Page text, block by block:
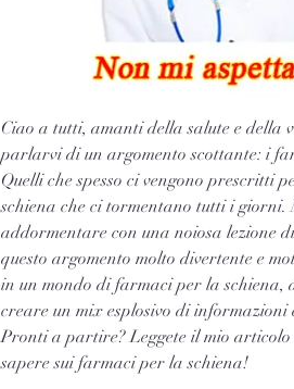
Ciao a tutti, amanti della salute e della
parlarvi di un argomento scottante: i
Quelli che spesso ci vengono prescritti
schiena che ci tormentano tutti i
addormentare con una noiosa lezione
questo argomento molto divertente e
in un mondo di farmaci per la schiena,
creare un mix esplosivo di
Pronti a partire? Leggete il mio articolo
sapere sui farmaci per la schiena!